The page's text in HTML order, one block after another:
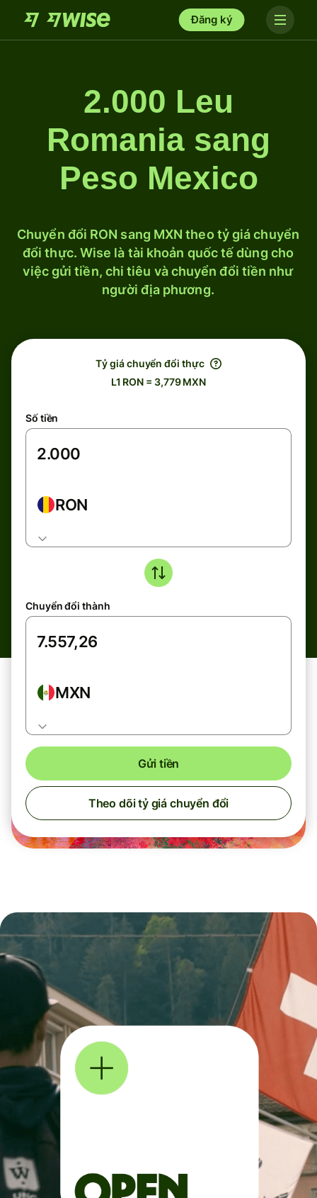
Đăng ký
2.000 Leu
Romania sang
Peso Mexico
Chuyển đổi RON sang MXN theo tỷ giá chuyển
đổi thực. Wise là tài khoản quốc tế dùng cho
việc gửi tiền, chi tiêu và chuyển đổi tiền như
người địa phương.
Tỷ giá chuyển đổi thực
L1 RON = 3,779 MXN
Số tiền
RON
Chuyển đổi thành
MXN
Gửi tiền
Theo dõi tỷ giá chuyển đổi